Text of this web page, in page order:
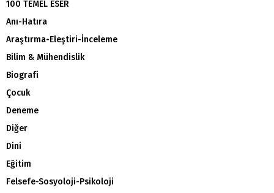
100 TEMEL ESER
Anı-Hatıra
Araştırma-Eleştiri-İnceleme
Bilim & Mühendislik
Biografi
Çocuk
Deneme
Diğer
Dini
Eğitim
Felsefe-Sosyoloji-Psikoloji